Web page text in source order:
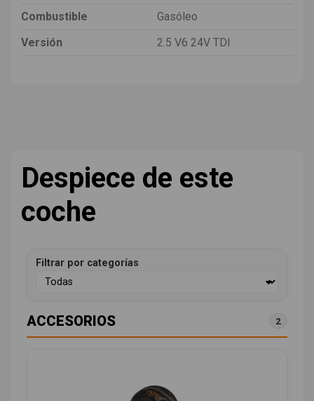
Combustible
Gasóleo
Versión
2.5 V6 24V TDI
Despiece de este
coche
Filtrar por categorías
ACCESORIOS 2